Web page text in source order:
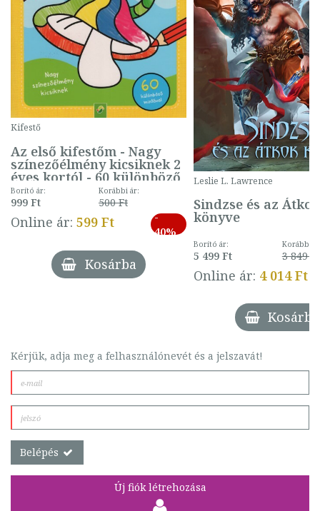
Kifestő
Az első kifestőm - Nagy
színezőélmény kicsiknek 2
éves kortól - 60 különböző
mintával (gombás)
Borító ár:
999 Ft
Korábbi ár:
500 Ft
Online ár: 599 Ft
-
40%
Kosárba
Leslie L. Lawrence
Sindzse és az Átkok
könyve
Borító ár:
5 499 Ft
Korábbi
3 849 Ft
Online ár: 4 014 Ft
Kosárba
Kérjük, adja meg a felhasználónevét és a jelszavát!
Belépés
Új fiók létrehozása